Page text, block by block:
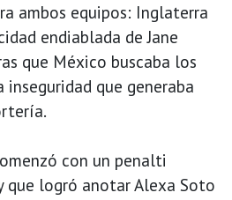
ambos equipos: Inglaterra
endiablada de Jane
que México buscaba los
que generaba
con un penalti
que logró anotar Alexa Soto